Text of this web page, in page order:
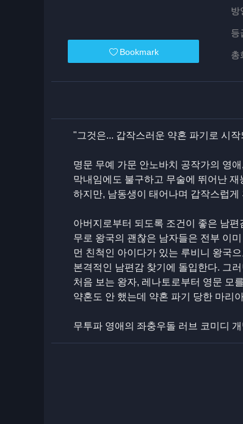
Bookmark
방
등
총
"그것은... 갑작스러운 약혼 파기로 시작
명문 무예 가문 안노바치 공작가의 영
막내임에도 불구하고 무술에 뛰어난
하지만, 남동생이 태어나며 갑작스럽
아버지로부터 되도록 조건이 좋은 남
무로 왕국의 괜찮은 남자들은 전부 이
먼 친척인 아이다가 있는 루비니 왕국
본격적인 남편감 찾기에 돌입한다. 그
처음 보는 왕자, 레나토로부터 영문 모
약혼도 안 했는데 약혼 파기 당한 마리
무투파 영애의 좌충우돌 러브 코미디 개